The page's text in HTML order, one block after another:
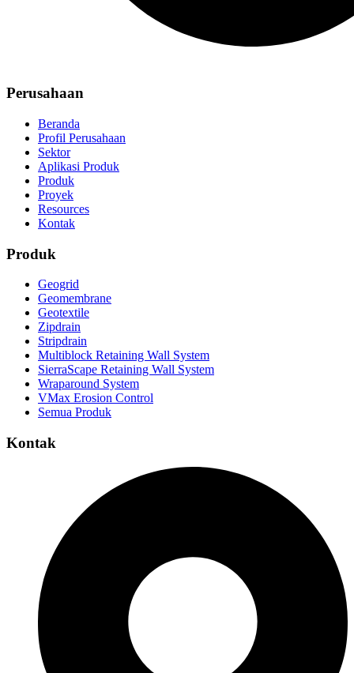
Perusahaan
Beranda
Profil Perusahaan
Sektor
Aplikasi Produk
Produk
Proyek
Resources
Kontak
Produk
Geogrid
Geomembrane
Geotextile
Zipdrain
Stripdrain
Multiblock Retaining Wall System
SierraScape Retaining Wall System
Wraparound System
VMax Erosion Control
Semua Produk
Kontak